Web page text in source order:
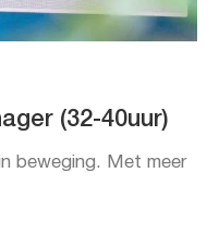
(32-40uur)
beweging. Met meer